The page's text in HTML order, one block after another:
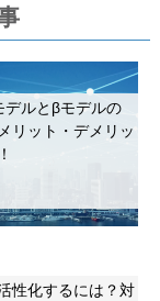
デルとβモデルの
リット・デメリッ
性化するには？対